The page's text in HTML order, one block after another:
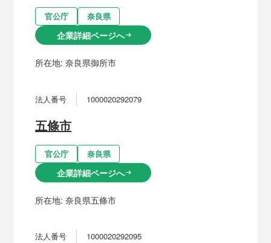
官公庁 奈良県
企業詳細ページへarrow_right_alt
所在地:奈良県御所市
法人番号 1000020292079
五條市
官公庁 奈良県
企業詳細ページへarrow_right_alt
所在地:奈良県五條市
法人番号 1000020292095